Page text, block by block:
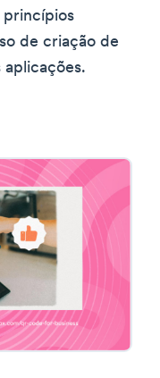
princípios
de criação de
aplicações.